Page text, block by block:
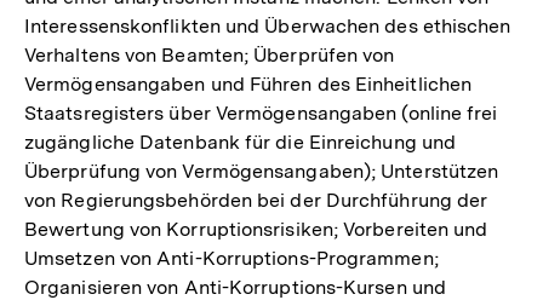
Interessenskonflikten und Überwachen des ethischen
Verhaltens von Beamten; Überprüfen von
Vermögensangaben und Führen des Einheitlichen
Staatsregisters über Vermögensangaben (online frei
zugängliche Datenbank für die Einreichung und
Überprüfung von Vermögensangaben); Unterstützen
von Regierungsbehörden bei der Durchführung der
Bewertung von Korruptionsrisiken; Vorbereiten und
Umsetzen von Anti-Korruptions-Programmen;
Organisieren von Anti-Korruptions-Kursen und